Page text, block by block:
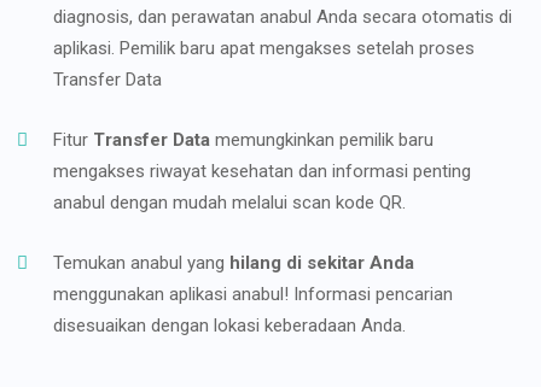
diagnosis, dan perawatan anabul Anda secara otomatis di
aplikasi. Pemilik baru apat mengakses setelah proses
Transfer Data
Fitur Transfer Data memungkinkan pemilik baru
mengakses riwayat kesehatan dan informasi penting
anabul dengan mudah melalui scan kode QR.
Temukan anabul yang hilang di sekitar Anda
menggunakan aplikasi anabul! Informasi pencarian
disesuaikan dengan lokasi keberadaan Anda.